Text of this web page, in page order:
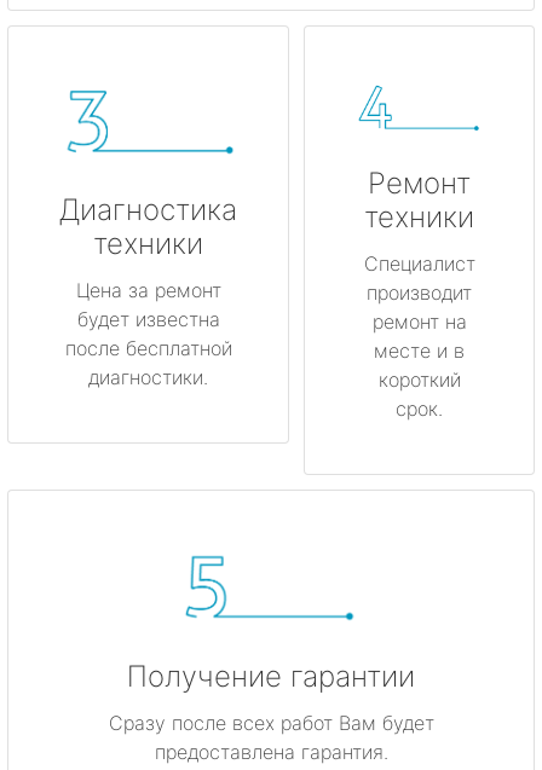
Диагностика
техники
Цена за ремонт
будет известна
после бесплатной
диагностики.
Ремонт
техники
Специалист
производит
ремонт на
месте и в
короткий
срок.
Получение гарантии
Сразу после всех работ Вам будет
предоставлена гарантия.